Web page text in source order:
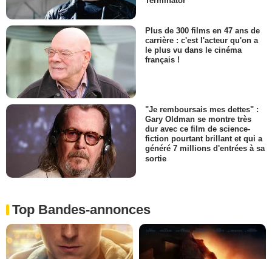
Plus de 300 films en 47 ans de
carrière : c'est l'acteur qu'on a
le plus vu dans le cinéma
français !
"Je remboursais mes dettes" :
Gary Oldman se montre très
dur avec ce film de science-
fiction pourtant brillant et qui a
généré 7 millions d'entrées à sa
sortie
Top Bandes-annonces